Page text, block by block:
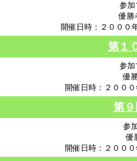
参加
優勝
開催日時：２０００
第１
参加
優
開催日時：２００
第
参
優
開催日時：２００